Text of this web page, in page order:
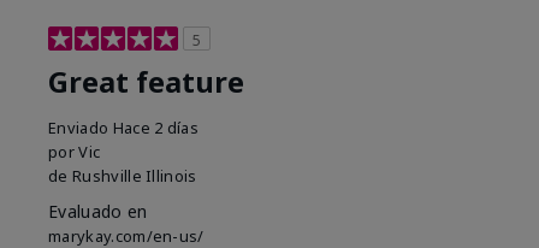
5
Great feature
Enviado Hace 2 días
porVic
de Rushville Illinois
Evaluado en
marykay.com/en-us/